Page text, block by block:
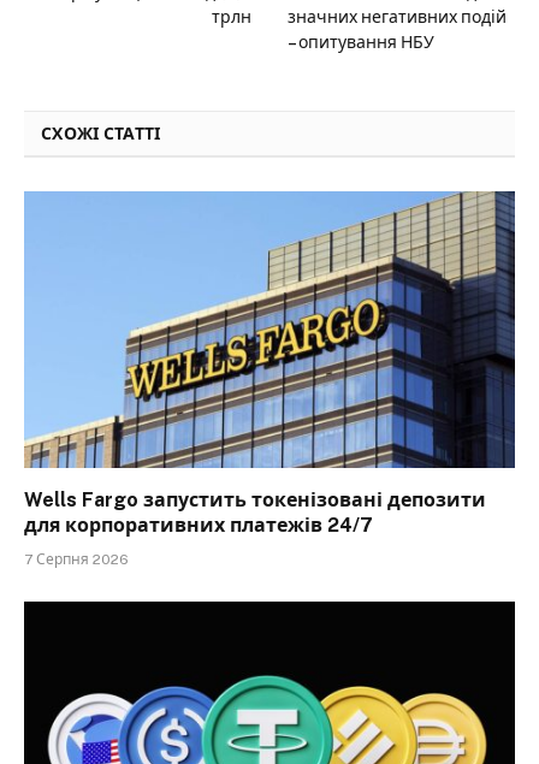
трлн
значних негативних подій
– опитування НБУ
СХОЖІ СТАТТІ
Wells Fargo запустить токенізовані депозити
для корпоративних платежів 24/7
7 Серпня 2026